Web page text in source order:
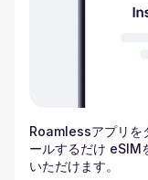
Roamlessアプリを
ールするだけ eSIM
いただけます。